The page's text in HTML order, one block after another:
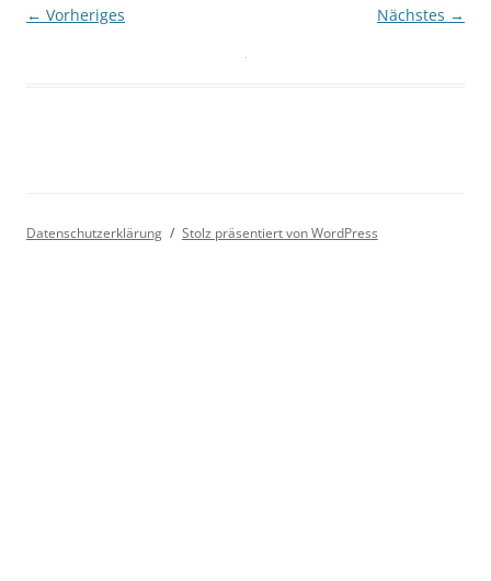
← Vorheriges Nächstes →
Datenschutzerklärung Stolz präsentiert von WordPress